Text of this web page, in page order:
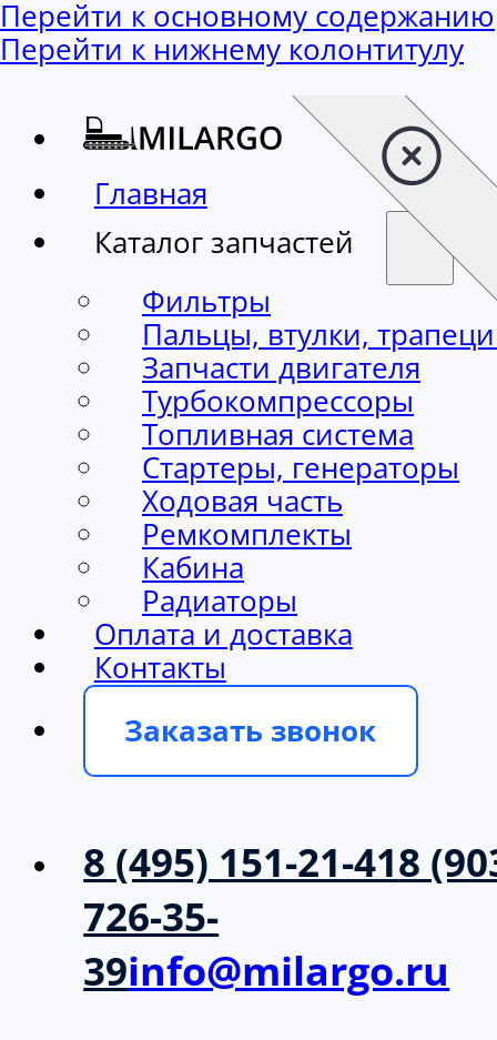
Перейти к основному содержанию
Перейти к нижнему колонтитулу
Главная
Каталог запчастей
Фильтры
Пальцы, втулки,
Запчасти двигателя
Турбокомпрессоры
Топливная система
Стартеры, генераторы
Ходовая часть
Ремкомплекты
Кабина
Радиаторы
Оплата и доставка
Контакты
Заказать звонок
8 (495) 151-21-418
726-35-
39info@milargo.ru